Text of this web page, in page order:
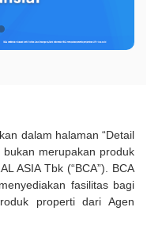
dalam halaman “Detail
merupakan produk
ASIA Tbk (“BCA”). BCA
fasilitas bagi
properti dari Agen